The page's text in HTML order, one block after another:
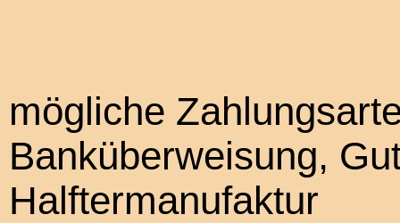
mögliche
Banküberweisung,
Halftermanufaktur